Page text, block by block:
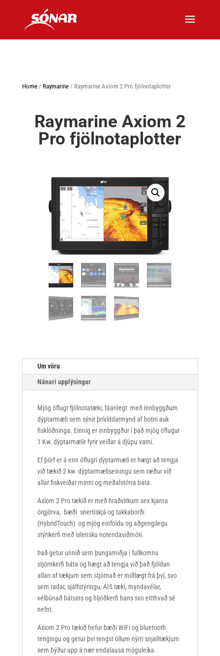
Home/ Raymarine/ Raymarine Axiom 2 Pro fjölnotaplotter
Raymarine Axiom 2
Pro fjölnotaplotter
Um vöru
Nánari upplýsingar
Mjög öflugt fjölnotatæki, fáanlegt með innbyggðum
dýptarmæli sem sýnir þrívíddarmynd af botni auk
fisklóðninga. Einnig er innbyggður í það mjög öflugur
1 Kw. dýptarmælir fyrir veiðar á djúpu vatni.
Ef þörf er á enn öflugri dýptarmæli er hægt að tengja
við tækið 2 kw. dýptarmæliseiningu sem ræður við
allar fiskveiðar minni og meðalstórra báta.
Axiom 2 Pro tækið er með hraðvirkum sex kjarna
örgjörva, bæði snertiskjá og takkaborði
(HybridTouch) og mjög einföldu og aðgengilegu
stýrikerfi með íslensku notendaviðmóti.
Það getur unnið sem þungamiðja í fullkomnu
stjórnkerfi báta og hægt að tengja við það fjöldan
allan af tækjum sem stjórnað er miðlægt frá því, svo
sem radar, sjálfstýringu, AIS tæki, myndavélar,
vélbúnað bátsins og hljóðkerfi hans svo eitthvað sé
nefnt.
Axiom 2 Pro tækið hefur bæði WiFi og bluetooth
tengingu og getur því tengst öllum nýrri snjalltækjum
sem býður upp á nær endalausa möguleika.